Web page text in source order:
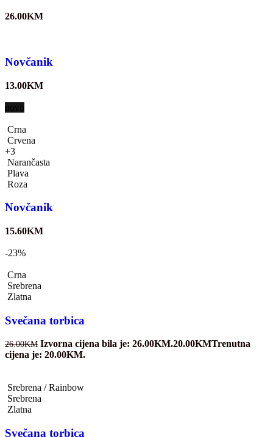
26.00KM
Novčanik
13.00KM
Crna
Crvena
+3
Narančasta
Plava
Roza
Novčanik
15.60KM
-23%
Crna
Srebrena
Zlatna
Svečana torbica
26.00KM Izvorna cijena bila je: 26.00KM.20.00KMTrenutna
cijena je: 20.00KM.
Srebrena / Rainbow
Srebrena
Zlatna
Svečana torbica